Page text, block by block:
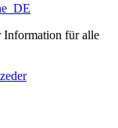
Information für alle